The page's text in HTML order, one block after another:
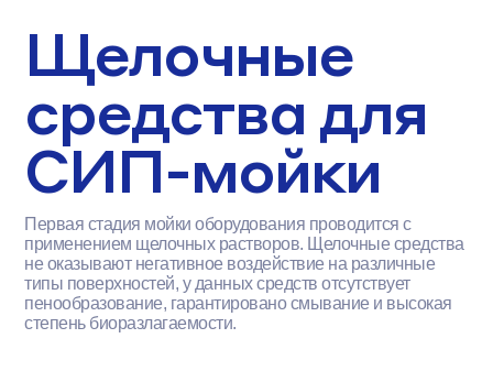
Щелочные
средства для
СИП-мойки
Первая стадия мойки оборудования проводится с
применением щелочных растворов. Щелочные средства
не оказывают негативное воздействие на различные
типы поверхностей, у данных средств отсутствует
пенообразование, гарантировано смывание и высокая
степень биоразлагаемости.